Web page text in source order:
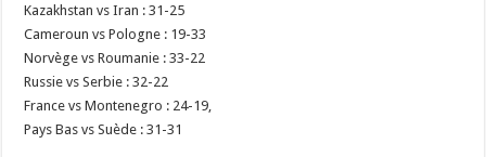
Kazakhstan vs Iran : 31-25
Cameroun vs Pologne : 19-33
Norvège vs Roumanie : 33-22
Russie vs Serbie : 32-22
France vs Montenegro : 24-19,
Pays Bas vs Suède : 31-31